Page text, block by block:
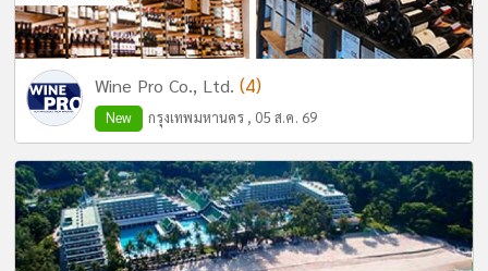
Wine Pro Co., Ltd. (4)
New กรุงเทพมหานคร , 05 ส.ค. 69